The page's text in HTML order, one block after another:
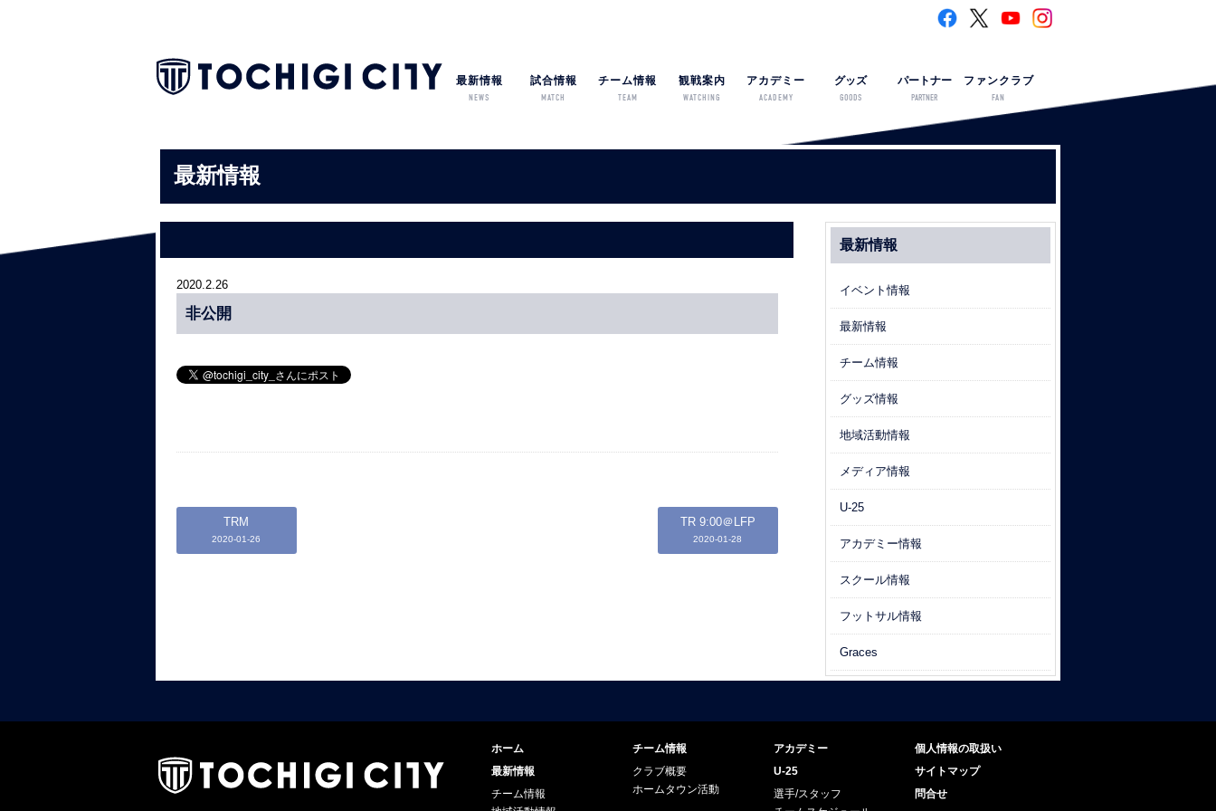
最新情報
NEWS
試合情報
MATCH
チーム情報
TEAM
観戦案内
WATCHING
アカデミー
ACADEMY
グッズ
GOODS
パートナー
PARTNER
ファンクラブ
FAN
最新情報
2020.2.26
非公開
TRM
2020-01-26
TR 9:00＠LFP
2020-01-28
最新情報
イベント情報
最新情報
チーム情報
グッズ情報
地域活動情報
メディア情報
U-25
アカデミー情報
スクール情報
フットサル情報
Graces
ホーム
最新情報
チーム情報
チーム情報
クラブ概要
ホームタウン活動
アカデミー
U-25
選手/スタッフ
個人情報の取扱い
サイトマップ
問合せ